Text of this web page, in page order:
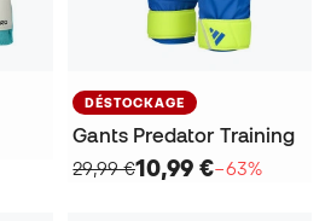
DÉSTOCKAGE
Gants Predator Training
29,99 €10,99 €−63%